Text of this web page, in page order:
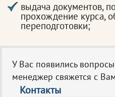
выдача документов,
прохождение курса,
переподготовки;
У Вас появились
менеджер свяжется с
Контакты